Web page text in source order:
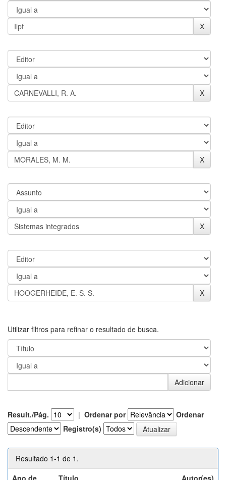
Utilizar filtros para refinar o resultado de busca.
Result./Pág. | Ordenar por
Ordenar
Registro(s)
Resultado 1-1 de 1.
Ano de
Título Autor(es)